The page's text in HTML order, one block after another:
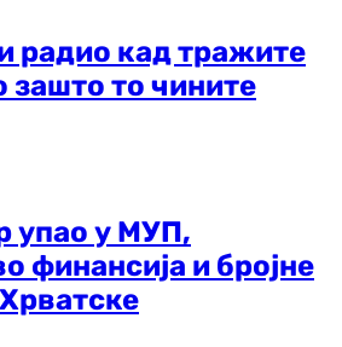
радио кад тражите
зашто то чините
упао у МУП,
финансија и бројне